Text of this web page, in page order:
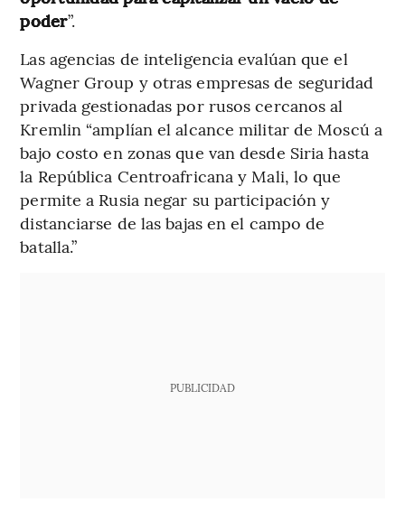
poder”.
Las agencias de inteligencia evalúan que el
Wagner Group y otras empresas de seguridad
privada gestionadas por rusos cercanos al
Kremlin “amplían el alcance militar de Moscú a
bajo costo en zonas que van desde Siria hasta
la República Centroafricana y Mali, lo que
permite a Rusia negar su participación y
distanciarse de las bajas en el campo de
batalla.”
PUBLICIDAD